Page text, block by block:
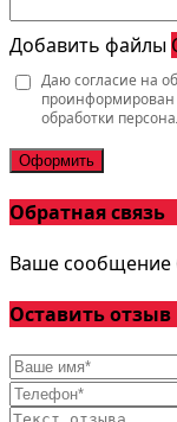
Добавить файлы
Даю согласие на
проинформирован
обработки
Оформить
Обратная связь
Ваше сообщение
Оставить отзыв